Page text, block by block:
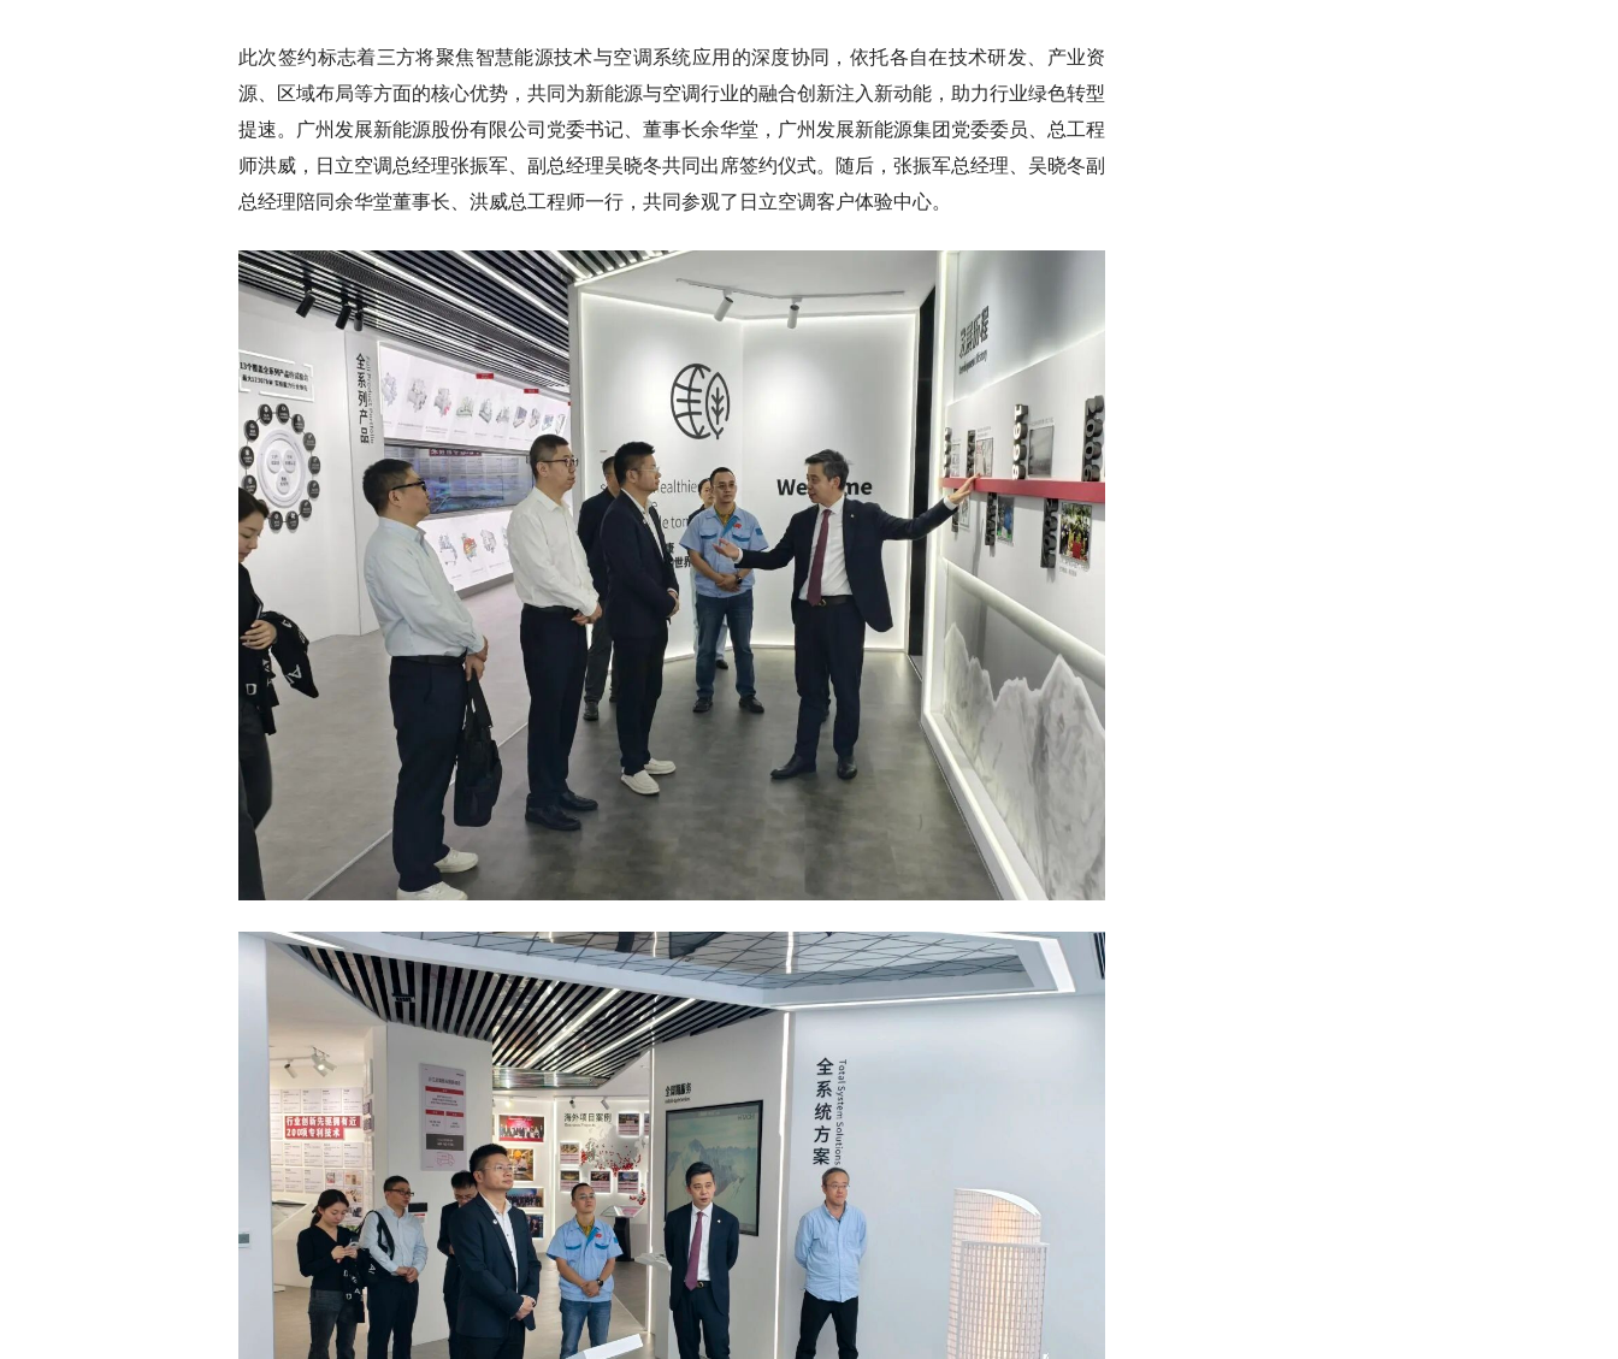
此次签约标志着三方将聚焦智慧能源技术与空调系统应用的深度协同，依托各自在技术研发、产业资
源、区域布局等方面的核心优势，共同为新能源与空调行业的融合创新注入新动能，助力行业绿色转型
提速。广州发展新能源股份有限公司党委书记、董事长余华堂，广州发展新能源集团党委委员、总工程
师洪威，日立空调总经理张振军、副总经理吴晓冬共同出席签约仪式。随后，张振军总经理、吴晓冬副
总经理陪同余华堂董事长、洪威总工程师一行，共同参观了日立空调客户体验中心。